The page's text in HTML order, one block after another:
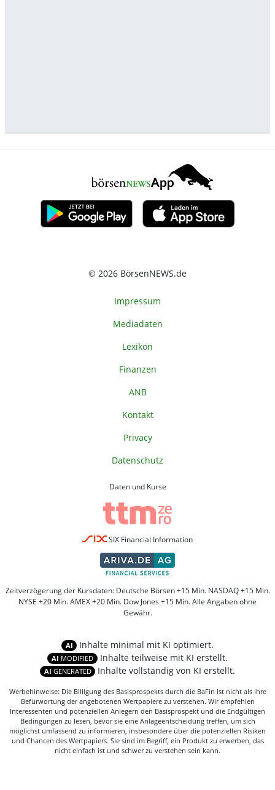
© 2026 BörsenNEWS.de
Impressum
Mediadaten
Lexikon
Finanzen
ANB
Kontakt
Privacy
Datenschutz
Daten und Kurse
SIX Financial Information
Zeitverzögerung der Kursdaten: Deutsche Börsen +15 Min. NASDAQ +15 Min.
NYSE +20 Min. AMEX +20 Min. Dow Jones +15 Min. Alle Angaben ohne
Gewähr.
AI Inhalte minimal mit KI optimiert.
AI MODIFIED Inhalte teilweise mit KI erstellt.
AI GENERATED Inhalte vollständig von KI erstellt.
Werbehinweise: Die Billigung des Basisprospekts durch die BaFin ist nicht als ihre
Befürwortung der angebotenen Wertpapiere zu verstehen. Wir empfehlen
Interessenten und potenziellen Anlegern den Basisprospekt und die Endgültigen
Bedingungen zu lesen, bevor sie eine Anlageentscheidung treffen, um sich
möglichst umfassend zu informieren, insbesondere über die potenziellen Risiken
und Chancen des Wertpapiers. Sie sind im Begriff, ein Produkt zu erwerben, das
nicht einfach ist und schwer zu verstehen sein kann.